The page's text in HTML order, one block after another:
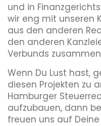
und in
wir eng mit unseren
aus den anderen
den anderen
Verbunds
Wenn Du Lust hast,
diesen Projekten zu
Hamburger
aufzubauen, dann
freuen uns auf